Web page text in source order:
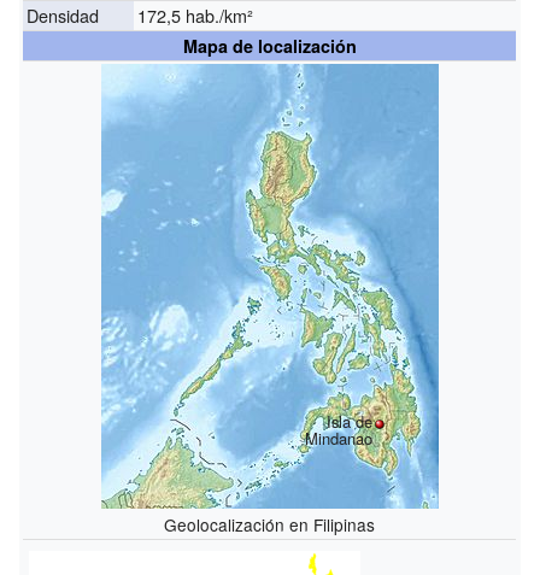
Densidad
172,5 hab./km²
Mapa de localización
Isla de
Mindanao
Geolocalización en Filipinas